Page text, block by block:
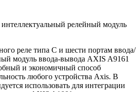
релейный модуль
реле типа C и шести портам ввода/
модуль ввода-вывода AXIS A9161
и экономичный способ
любого устройства Axis. В
использовать для интеграции